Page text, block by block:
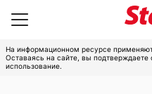
На информационном ресурсе
Оставаясь на сайте, вы подтверждаете
использование.